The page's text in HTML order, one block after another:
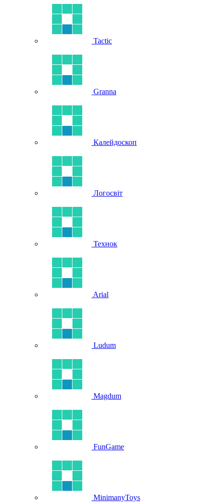
Tactic
Granna
Калейдоскоп
Логосвіт
Технок
Arial
Ludum
Magdum
FunGame
MinimanyToys